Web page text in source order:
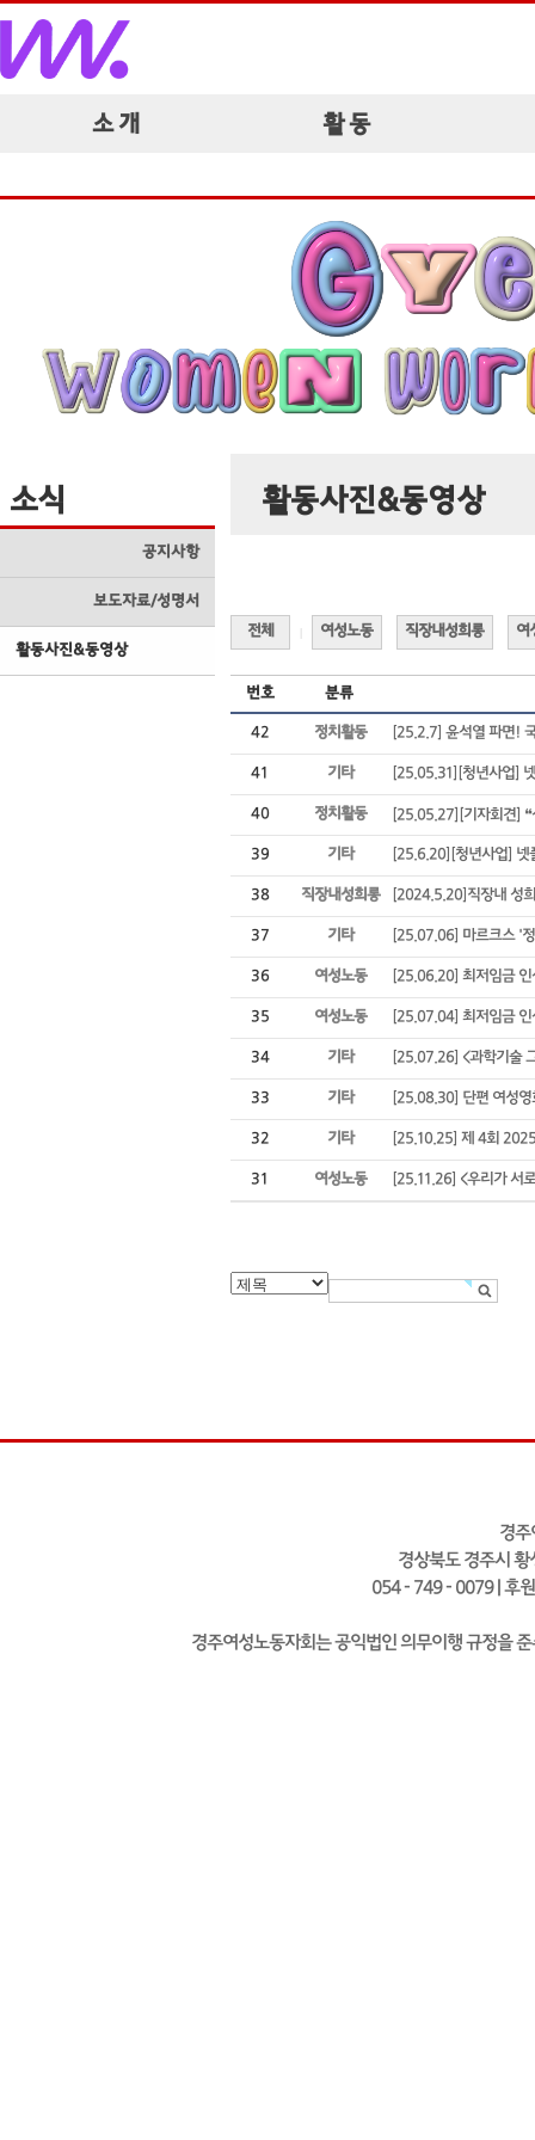
소 개 활 동
소식
공지사항
보도자료/성명서
활동사진&동영상
활동사진&동영상
전체 여성노동 직장내성희롱 여
번호 분류
42 정치활동 [25.2.7] 윤석열 파면!
41 기타 [25.05.31][청년사업]
40 정치활동 [25.05.27][기자회견]
39 기타 [25.6.20][청년사업] 넷
38 직장내성희롱 [2024.5.20]직장내 성
37 기타 [25.07.06] 마르크스 '
36 여성노동 [25.06.20] 최저임금 인
35 여성노동 [25.07.04] 최저임금
34 기타 [25.07.26] <과학기술
33 기타 [25.08.30] 단편 여성영
32 기타 [25.10.25] 제 4회
31 여성노동 [25.11.26] <우리가 서
경주
경상북도 경주시
054 - 749 - 0079 | 후
경주여성노동자회는 공익법인 의무이행 규정을